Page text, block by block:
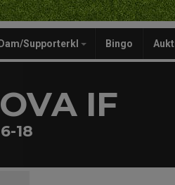
Dam/Supporterkl Bingo
IF
18